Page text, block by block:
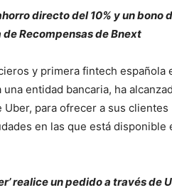
directo del 10% y un bono
Recompensas de Bnext
y primera fintech española
entidad bancaria, ha
Uber, para ofrecer a sus clientes
en las que está disponible
realice un pedido a través de